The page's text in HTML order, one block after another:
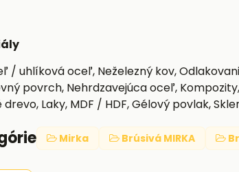
/ uhlíková oceľ, Neželezný kov,
povrch, Nehrdzavejúca oceľ,
Laky, MDF / HDF, Gélový povlak,
Mirka Brúsivá MIRKA